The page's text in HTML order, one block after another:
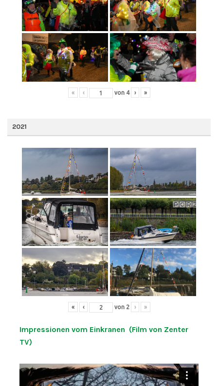
« ‹ von 4 › »
2021
« ‹ von 2 › »
Impressionen vom Einkranen (Film von Zenter
TV)